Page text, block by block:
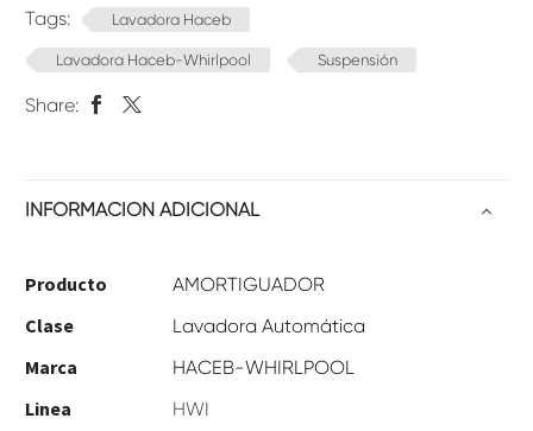
Tags:
Lavadora Haceb
Lavadora Haceb-Whirlpool Suspensión
Share:
INFORMACIÓN ADICIONAL
Producto AMORTIGUADOR
Clase Lavadora Automática
Marca HACEB-WHIRLPOOL
Linea HWI